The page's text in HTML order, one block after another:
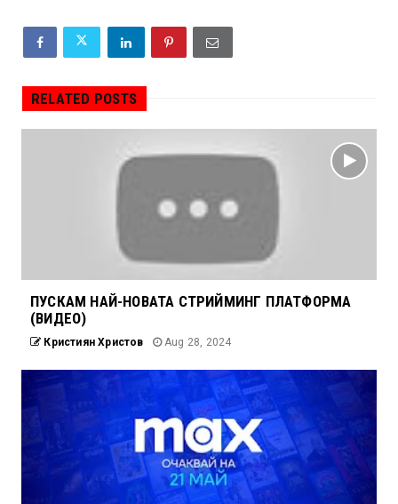
RELATED POSTS
ПУСКАМ НАЙ-НОВАТА СТРИЙМИНГ ПЛАТФОРМА
(ВИДЕО)
Кристиян Христов Aug 28, 2024